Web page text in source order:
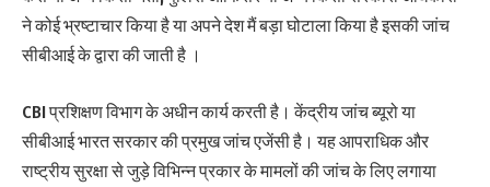
ने कोई भ्रष्टाचार किया है या अपने देश मैं बड़ा घोटाला किया है इसकी जांच
सीबीआई के द्वारा की जाती है ।
CBI प्रशिक्षण विभाग के अधीन कार्य करती है। केंद्रीय जांच ब्यूरो या
सीबीआई भारत सरकार की प्रमुख जांच एजेंसी है। यह आपराधिक और
राष्ट्रीय सुरक्षा से जुड़े विभिन्न प्रकार के मामलों की जांच के लिए लगाया